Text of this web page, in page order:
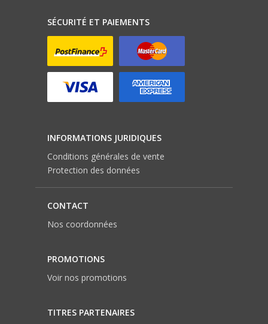
SÉCURITÉ ET PAIEMENTS
INFORMATIONS JURIDIQUES
Conditions générales de vente
Protection des données
CONTACT
Nos coordonnées
PROMOTIONS
Voir nos promotions
TITRES PARTENAIRES